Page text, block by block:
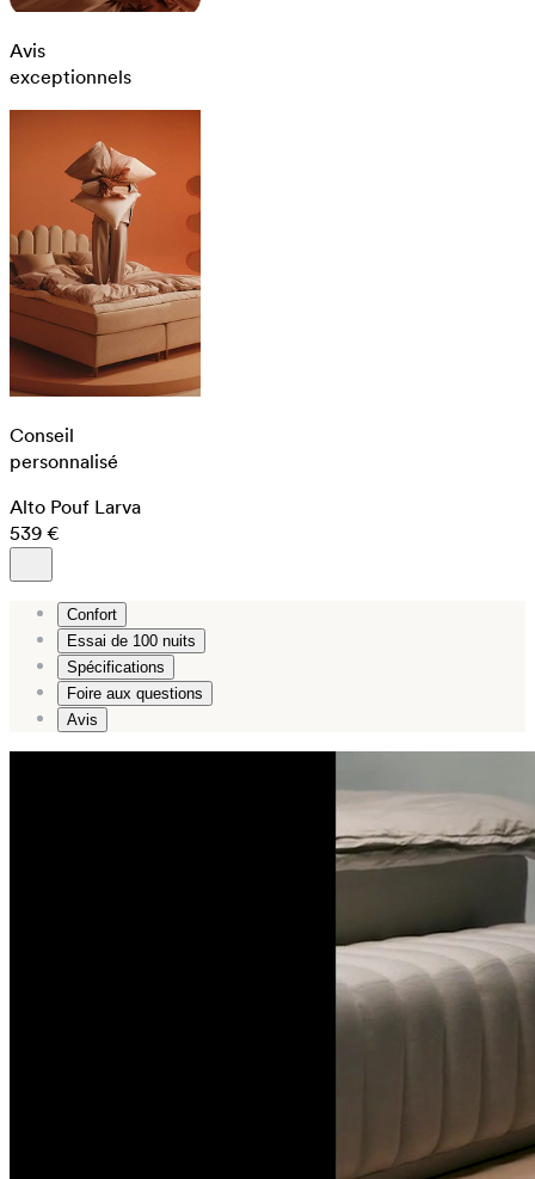
Avis
exceptionnels
Conseil
personnalisé
Alto Pouf Larva
539 €
Confort
Essai de 100 nuits
Spécifications
Foire aux questions
Avis